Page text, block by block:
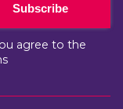
Subscribe
agree to the